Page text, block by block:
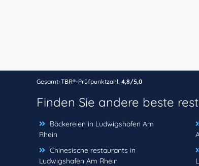
Gesamt-TBR®-Prüfpunktzahl: 4,8/5,0
Finden Sie andere beste
Bäckereien in Ludwigshafen Am
Rhein
Chinesische restaurants in
Ludwigshafen Am Rhein